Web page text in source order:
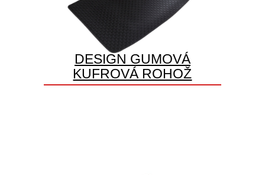
DESIGN GUMOVÁ
KUFROVÁ ROHOŽ